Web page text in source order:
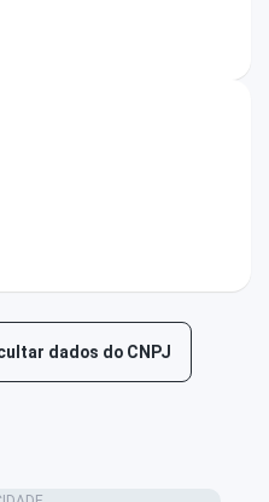
dados do CNPJ